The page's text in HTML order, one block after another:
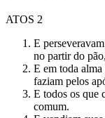
ATOS 2
E
no partir do
E em toda alma
faziam pelos
E todos os que
comum.